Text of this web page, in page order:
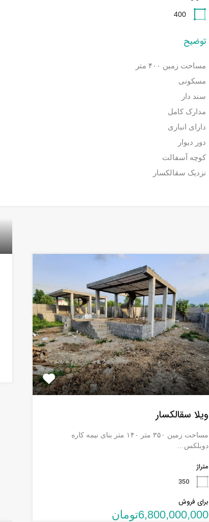
400
توضیح
مساحت زمین ۴۰۰ متر
مسکونی
سند دار
مدارک کامل
دارای انباری
دور دیوار
کوچه آسفالت
نزدیک سقالکسار
ویلا سقالکسار
مساحت زمین ۳۵۰ متر ۱۴۰ متر بنای نیمه کاره
دوبلکس…
متراژ
350
برای فروش
6,800,000,000تومان